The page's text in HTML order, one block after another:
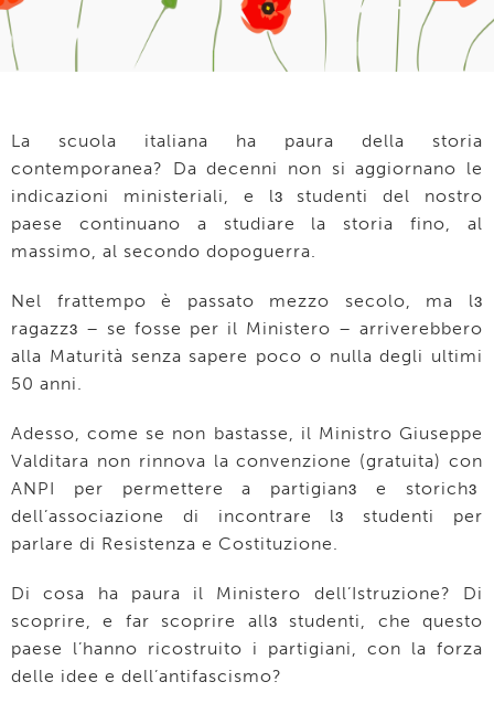
La scuola italiana ha paura della storia
contemporanea? Da decenni non si aggiornano le
indicazioni ministeriali, e lɜ studenti del nostro
paese continuano a studiare la storia fino, al
massimo, al secondo dopoguerra.
Nel frattempo è passato mezzo secolo, ma lɜ
ragazzɜ – se fosse per il Ministero – arriverebbero
alla Maturità senza sapere poco o nulla degli ultimi
50 anni.
Adesso, come se non bastasse, il Ministro Giuseppe
Valditara non rinnova la convenzione (gratuita) con
ANPI per permettere a partigianɜ e storichɜ
dell’associazione di incontrare lɜ studenti per
parlare di Resistenza e Costituzione.
Di cosa ha paura il Ministero dell’Istruzione? Di
scoprire, e far scoprire allɜ studenti, che questo
paese l’hanno ricostruito i partigiani, con la forza
delle idee e dell’antifascismo?